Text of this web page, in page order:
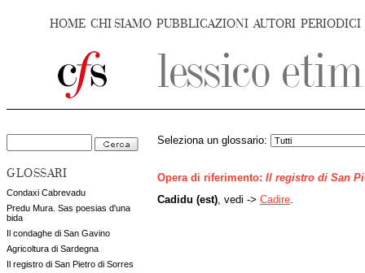
HOME CHI SIAMO PUBBLICAZIONI AUTORI PERIODICI
GLOSSARI
Condaxi Cabrevadu
Predu Mura. Sas poesias d'una
bida
Il condaghe di San Gavino
Agricoltura di Sardegna
Il registro di San Pietro di Sorres
Seleziona un glossario:
Opera di riferimento: Il registro di San
Cadidu (est) , vedi -> Cadire